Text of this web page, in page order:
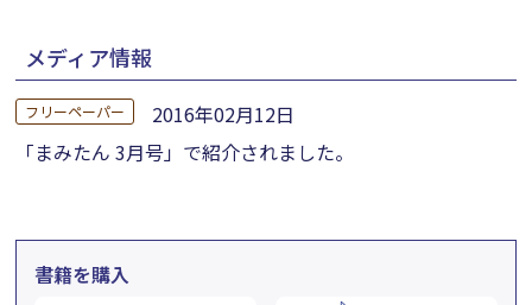
メディア情報
フリーペーパー
2016年02月12日
「まみたん 3月号」で紹介されました。
書籍を購入